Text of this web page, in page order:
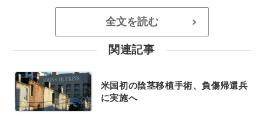
全文を読む >
関連記事
米国初の陰茎移植手術、負傷帰還兵
に実施へ